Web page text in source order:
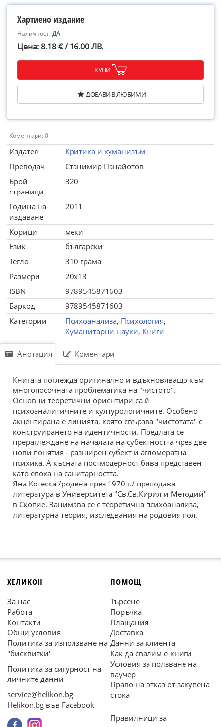
Хартиено издание
Наличност:ДА
Цена: 8.18 € / 16.00 ЛВ.
КУПИ
ДОБАВИ В ЛЮБИМИ
Коментари: 0
Издател
Критика и хуманизъм
Преводач
Станимир Панайотов
Брой
страници
320
Година на
издаване
2011
Корици
меки
Език
български
Тегло
310 грама
Размери
20x13
ISBN
9789545871603
Баркод
9789545871603
Категории
Психоанализа, Психология,
Хуманитарни науки, Книги
Анотация Коментари
Книгата поглежда оригинално и вдъхновяващо към
многопосочната проблематика на "чистото".
Основни теоретични ориентири са й
психоаналитичните и културологичните. Особено
акцентирана е линията, която свързва "чистотата" с
конструирането на идентичности. Предлага се
прераглеждане на началата на субектността чрез две
нови понятия - разширен субект и агломератна
психика. А късната постмодерност бива представен
като епоха на санитарността.
Яна Котеска /родена през 1970 г./ преподава
литература в Университета "Св.Св.Кирил и Методий"
в Скопие. Занимава се с теоретична психоанализа,
литературна теория, изследвания на родовия пол.
ХЕЛИКОН
За нас
Работа
Контакти
Общи условия
Политика за използване на
"бисквитки"
Политика за сигурност на
личните данни
service@helikon.bg
Helikon.bg във Facebook
ПОМОЩ
Търсене
Поръчка
Плащания
Доставка
Данни за клиента
Как да свалим е-книги
Условия за ползване на
ваучер
Право на отказ от закупена
стока
Правилници за